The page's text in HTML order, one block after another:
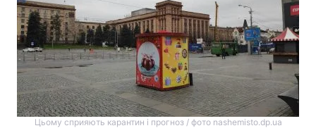
Цьому сприяють карантин і прогноз / фото nashemisto.dp.ua